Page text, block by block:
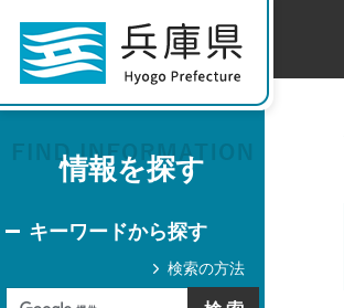
情報を探す
キーワードから探す
検索の方法